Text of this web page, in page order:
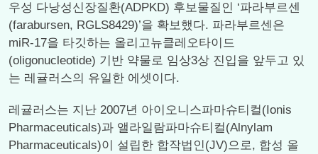
우성 다낭성신장질환(ADPKD) 후보물질인 ‘파라부르센
(farabursen, RGLS8429)’을 확보했다. 파라부르센은
miR-17을 타깃하는 올리고뉴클레오타이드
(oligonucleotide) 기반 약물로 임상3상 진입을 앞두고 있
는 레귤러스의 유일한 에셋이다.
레귤러스는 지난 2007년 아이오니스파마슈티컬(Ionis
Pharmaceuticals)과 앨라일람파마슈티컬(Alnylam
Pharmaceuticals)이 설립한 합작법인(JV)으로, 합성 올